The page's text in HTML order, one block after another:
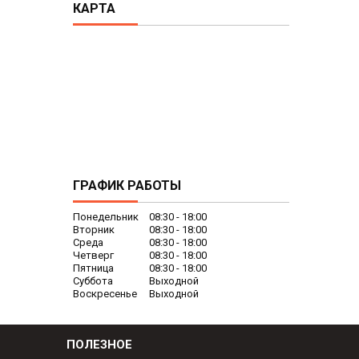
КАРТА
ГРАФИК РАБОТЫ
Понедельник 08:30
18:00
Вторник
08:30
18:00
Среда
08:30
18:00
Четверг
08:30
18:00
Пятница
08:30
18:00
Суббота
Выходной
Воскресенье
Выходной
ПОЛЕЗНОЕ